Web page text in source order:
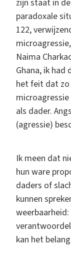
zijn staat in
paradoxale
122,
Naima
Ghana, ik
het feit dat zo
als dader.
(agressie)
Ik meen dat
hun ware
daders of
kunnen
kan het